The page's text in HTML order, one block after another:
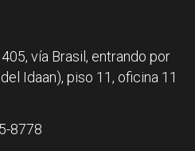
vía Brasil, entrando por
Idaan), piso 11, oficina 11
8778